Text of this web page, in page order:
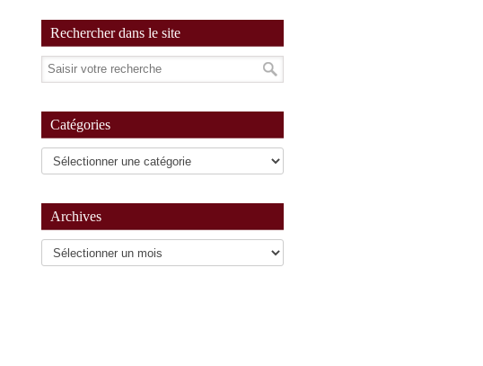
Rechercher dans le site
Catégories
Archives
Archives